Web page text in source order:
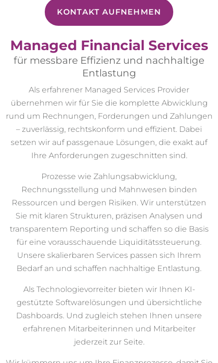
KONTAKT AUFNEHMEN
Managed Financial Services
für messbare Effizienz und nachhaltige
Entlastung
Als erfahrener Managed Services Provider
übernehmen wir für Sie die komplette Abwicklung
rund um Rechnungen, Forderungen und Zahlungen
– zuverlässig, rechtskonform und effizient. Dabei
setzen wir auf passgenaue Lösungen, die exakt auf
Ihre Anforderungen zugeschnitten sind.
Prozesse wie Zahlungsabwicklung,
Rechnungsstellung und Mahnwesen binden
Ressourcen und bergen Risiken. Wir unterstützen
Sie mit klaren Strukturen, präzisen Analysen und
transparentem Reporting und schaffen so die Basis
für eine vorausschauende Liquiditätssteuerung.
Unsere skalierbaren Services passen sich Ihrem
Bedarf an und schaffen nachhaltige Entlastung.
Als Technologievorreiter bieten wir Ihnen KI-
gestützte Softwarelösungen und übersichtliche
Dashboards. Und zugleich stehen Ihnen unsere
erfahrenen Mitarbeiterinnen und Mitarbeiter
jederzeit zur Seite.